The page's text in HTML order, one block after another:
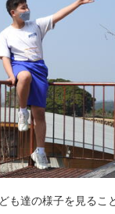
達の様子を見るこ